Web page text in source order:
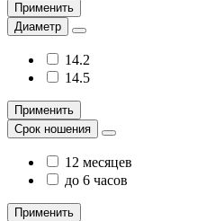
Применить
Диаметр
14.2
14.5
Применить
Срок ношения
12 месяцев
до 6 часов
Применить